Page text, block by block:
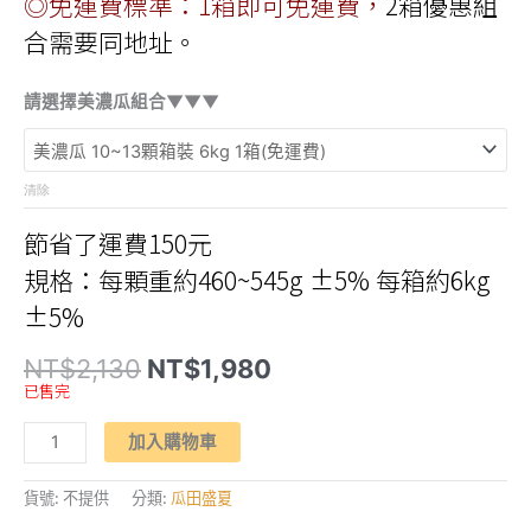
合需要同地址。
請選擇美濃瓜組合▼▼▼
清除
節省了運費150元
規格：每顆重約460~545g ±5% 每箱約6kg
±5%
NT$2,130 原
始
格：
NT$2,130。
NT$1,980
已售完
【豐
瓜
甜
盛
夏】
加入購物車
貨號: 不提供 分類: 瓜田盛夏